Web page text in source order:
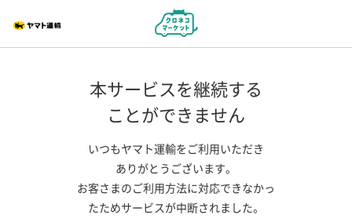
本サービスを継続する
ことができません
いつもヤマト運輸をご利用いただき
ありがとうございます。
お客さまのご利用方法に対応できなかっ
たためサービスが中断されました。